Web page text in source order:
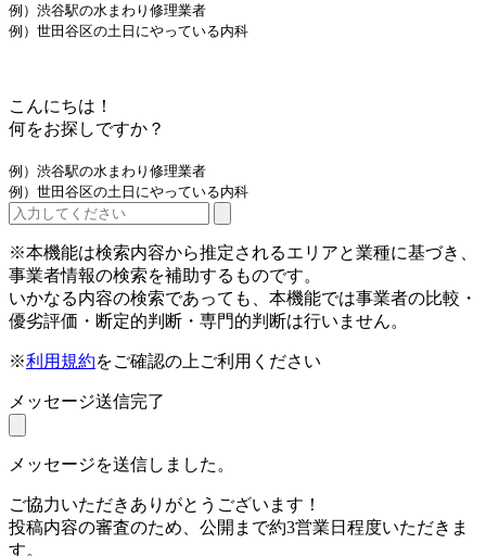
例）渋谷駅の水まわり修理業者
例）世田谷区の土日にやっている内科
こんにちは！
何をお探しですか？
例）渋谷駅の水まわり修理業者
例）世田谷区の土日にやっている内科
※本機能は検索内容から推定されるエリアと業種に基づき、
事業者情報の検索を補助するものです。
いかなる内容の検索であっても、本機能では事業者の比較・
優劣評価・断定的判断・専門的判断は行いません。
※利用規約をご確認の上ご利用ください
メッセージ送信完了
メッセージを送信しました。
ご協力いただきありがとうございます！
投稿内容の審査のため、公開まで約3営業日程度いただきま
す。